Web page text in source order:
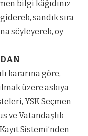
bilgi kâğıdınız
sandık sıra
söyleyerek, oy
kararına göre,
üzere askıya
YSK Seçmen
ve Vatandaşlık
Sistemi’nden